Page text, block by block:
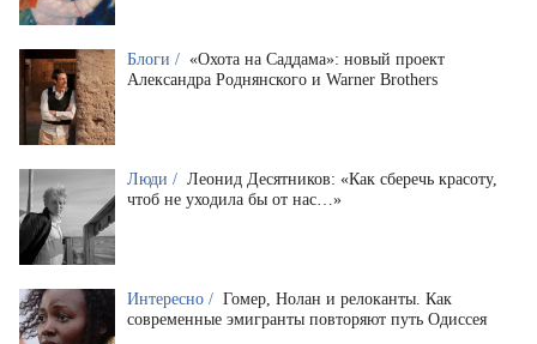
Блоги / «Охота на Саддама»: новый проект
Александра Роднянского и Warner Brothers
Люди / Леонид Десятников: «Как сберечь красоту,
чтоб не уходила бы от нас…»
Интересно / Гомер, Нолан и релоканты. Как
современные эмигранты повторяют путь Одиссея